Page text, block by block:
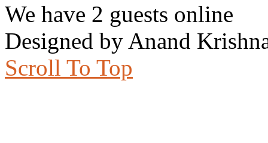
We have 2 guests online
Designed by Anand
Scroll To Top